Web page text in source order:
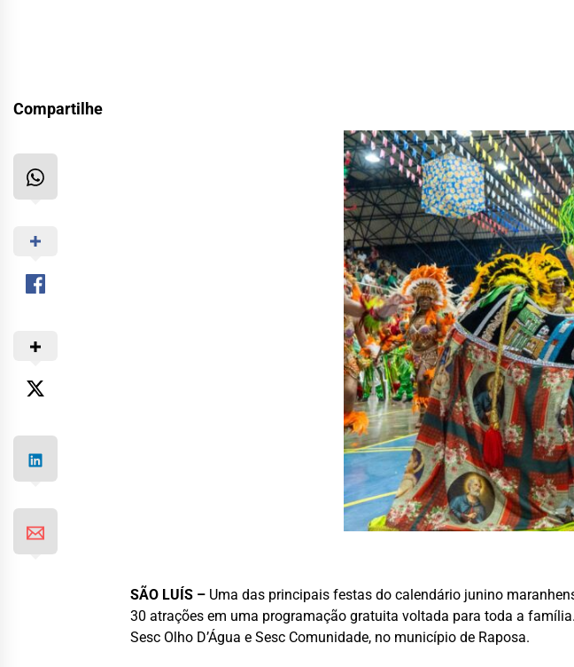
Compartilhe
SÃO LUÍS – Uma das principais festas do calendário junino
30 atrações em uma programação gratuita voltada para toda a
Sesc Olho D’Água e Sesc Comunidade, no município de Raposa.